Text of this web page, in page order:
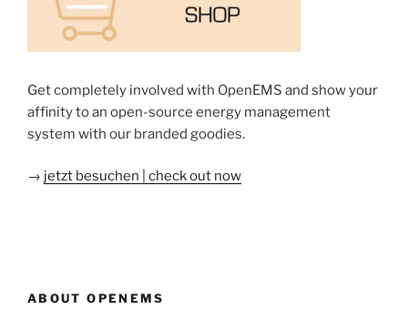
Get completely involved with OpenEMS and show your
affinity to an open-source energy management
system with our branded goodies.
→ jetzt besuchen | check out now
ABOUT OPENEMS